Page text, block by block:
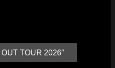
TOUR 2026”